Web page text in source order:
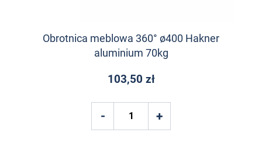
Obrotnica meblowa 360° ø400 Hakner
aluminium 70kg
103,50 zł